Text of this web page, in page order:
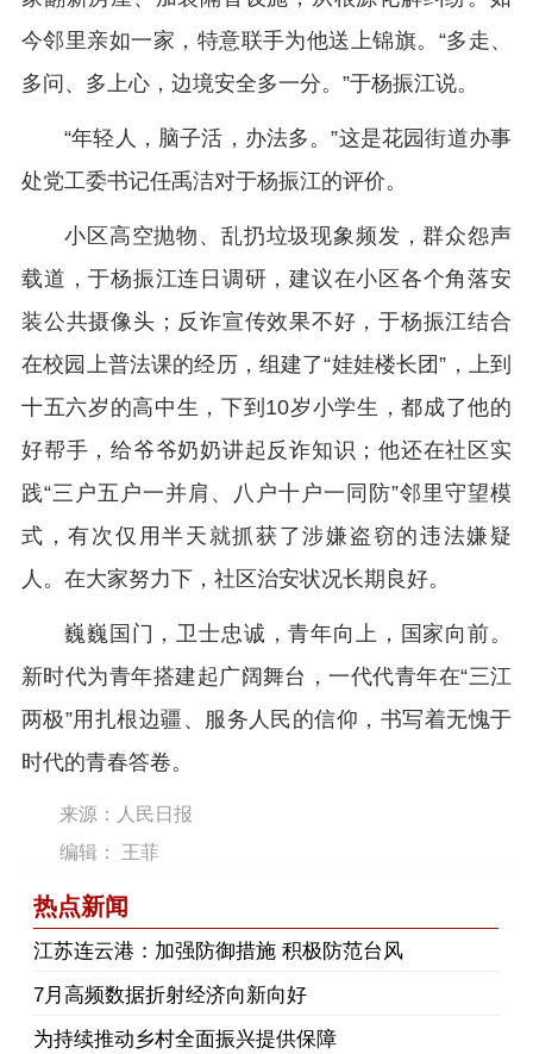
今邻里亲如一家，特意联手为他送上锦旗。“多走、
多问、多上心，边境安全多一分。”于杨振江说。
“年轻人，脑子活，办法多。”这是花园街道办事
处党工委书记任禹洁对于杨振江的评价。
小区高空抛物、乱扔垃圾现象频发，群众怨声
载道，于杨振江连日调研，建议在小区各个角落安
装公共摄像头；反诈宣传效果不好，于杨振江结合
在校园上普法课的经历，组建了“娃娃楼长团”，上到
十五六岁的高中生，下到10岁小学生，都成了他的
好帮手，给爷爷奶奶讲起反诈知识；他还在社区实
践“三户五户一并肩、八户十户一同防”邻里守望模
式，有次仅用半天就抓获了涉嫌盗窃的违法嫌疑
人。在大家努力下，社区治安状况长期良好。
巍巍国门，卫士忠诚，青年向上，国家向前。
新时代为青年搭建起广阔舞台，一代代青年在“三江
两极”用扎根边疆、服务人民的信仰，书写着无愧于
时代的青春答卷。
来源：人民日报
编辑： 王菲
热点新闻
江苏连云港：加强防御措施 积极防范台风
7月高频数据折射经济向新向好
为持续推动乡村全面振兴提供保障